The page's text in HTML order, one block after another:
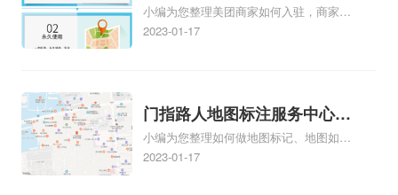
地图标记？指路人地图标注服
务中心铺如何入驻花小猪打车
小编为您整理美团商家如何入驻，商家入
驻教程、商家如何入驻地图、如何入驻
2023-01-17
门指路人地图标注服务中心如
何做花小猪打车地图位置标
记？门指路人地图标注服务中
小编为您整理如何做地图标记、地图如何
做标记、so搜街景中如何做标记、360e启
2023-01-17